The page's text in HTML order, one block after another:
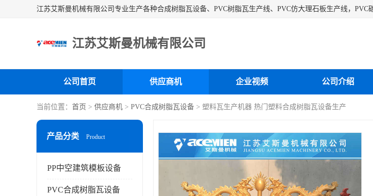
江苏艾斯曼机械有限公司
公司首页 供应商机 企业视频 公司介绍
当前位置： 首页 > 供应商机 > PVC合成树脂瓦设备 > 塑料瓦生产机器 热门塑料合成树脂瓦设备生产
产品分类 Product
PP中空建筑模板设备
PVC合成树脂瓦设备